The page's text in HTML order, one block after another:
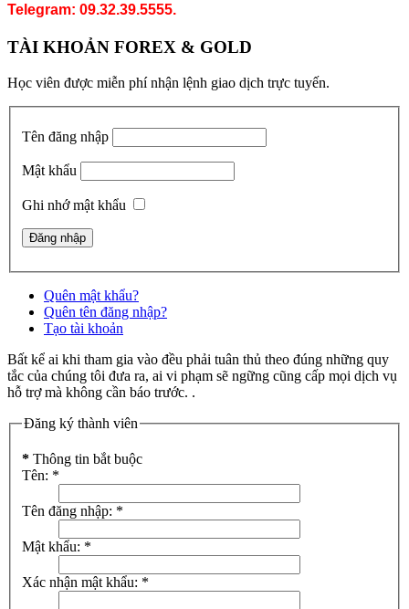
Telegram: 09.32.39.5555.
TÀI KHOẢN FOREX & GOLD
Học viên được miễn phí nhận lệnh giao dịch trực tuyến.
Tên đăng nhập
Mật khẩu
Ghi nhớ mật khẩu
Quên mật khẩu?
Quên tên đăng nhập?
Tạo tài khoản
Bất kể ai khi tham gia vào đều phải tuân thủ theo đúng những quy
tắc của chúng tôi đưa ra, ai vi phạm sẽ ngững cũng cấp mọi dịch vụ
hỗ trợ mà không cần báo trước. .
Đăng ký thành viên
* Thông tin bắt buộc
Tên: *
Tên đăng nhập: *
Mật khẩu: *
Xác nhận mật khẩu: *